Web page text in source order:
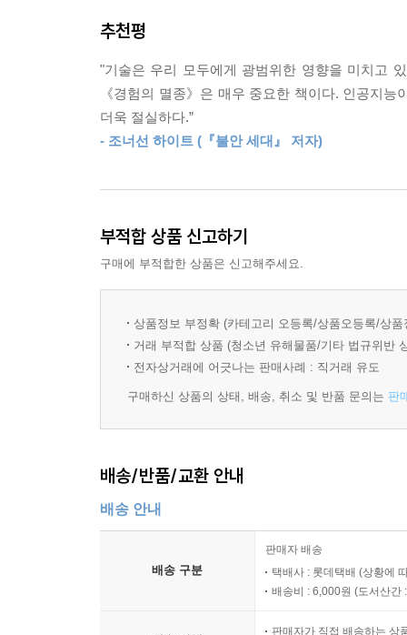
--- p.265
: 기술과 자본이 만든 ‘안전한 유토피아’
기술로 매개된 경험이 직접 경험을 압도하게 된
다른 하나는 기술을 설계한 빅테크 기업들의 이
이에 더해, 저자는 우리가 빅테크 기업들이 기술
자신들의 이윤을 추구하기 위해서 기술 사용자
수월하며 매끄러운” 곳을 약속한다는 이 슬로건
묻는다.
기술이 경험을 대신하는 세상이 위협하는 호모 사
《불안 세대》의 저자인 조너선 하이트는 《경험
만들겠다고 위협하는 지금, 이 책의 메시지는 더
존재하는, 혼란스러운 공간이다. 그러나 저자는
우리는 불편함과 동시에 인간의 조건이 되는 그
독서의 종말을, 문서 작성을 인공지능에게 맡기
우리가 인간의 영역이라고 불렀던 모든 경험을
추천평
"기술은 우리 모두에게 광범위한 영향을 미치고
《경험의 멸종》은 매우 중요한 책이다. 인공지
더욱 절실하다.”
- 조너선 하이트 (『불안 세대』 저자)
부적합 상품 신고하기
구매에 부적합한 상품은 신고해주세요.
상품정보 부정확 (카테고리 오등록/상품오등록/상
거래 부적합 상품 (청소년 유해물품/기타 법규위반
전자상거래에 어긋나는 판매사례 : 직거래 유도
구매하신 상품의 상태, 배송, 취소 및 반품 문의는 판
배송/반품/교환 안내
배송 안내
배송 구분
판매자 배송
택배사 : 롯데택배 (상황에
배송비 : 6,000원 (도서산간
판매자가 직접 배송하는 상